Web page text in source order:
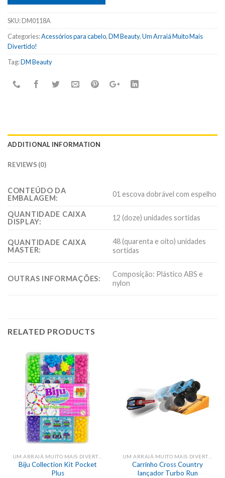
SKU:DM0118A
Categories:Acessórios para cabelo,DM Beauty,Um Arraiá Muito Mais
Divertido!
Tag:DM Beauty
ADDITIONAL INFORMATION
REVIEWS (0)
CONTEÚDO DA
EMBALAGEM:
01 escova dobrável com espelho
QUANTIDADE CAIXA
DISPLAY:
12 (doze) unidades sortidas
QUANTIDADE CAIXA
MASTER:
48 (quarenta e oito) unidades
sortidas
OUTRAS INFORMAÇÕES:
Composição: Plástico ABS e
nylon
RELATED PRODUCTS
UM ARRAIÁ MUITO MAIS DIVERTIDO!
Biju Collection Kit Pocket
Plus
UM ARRAIÁ MUITO MAIS DIVERTIDO!
Carrinho Cross Country
lançador Turbo Run